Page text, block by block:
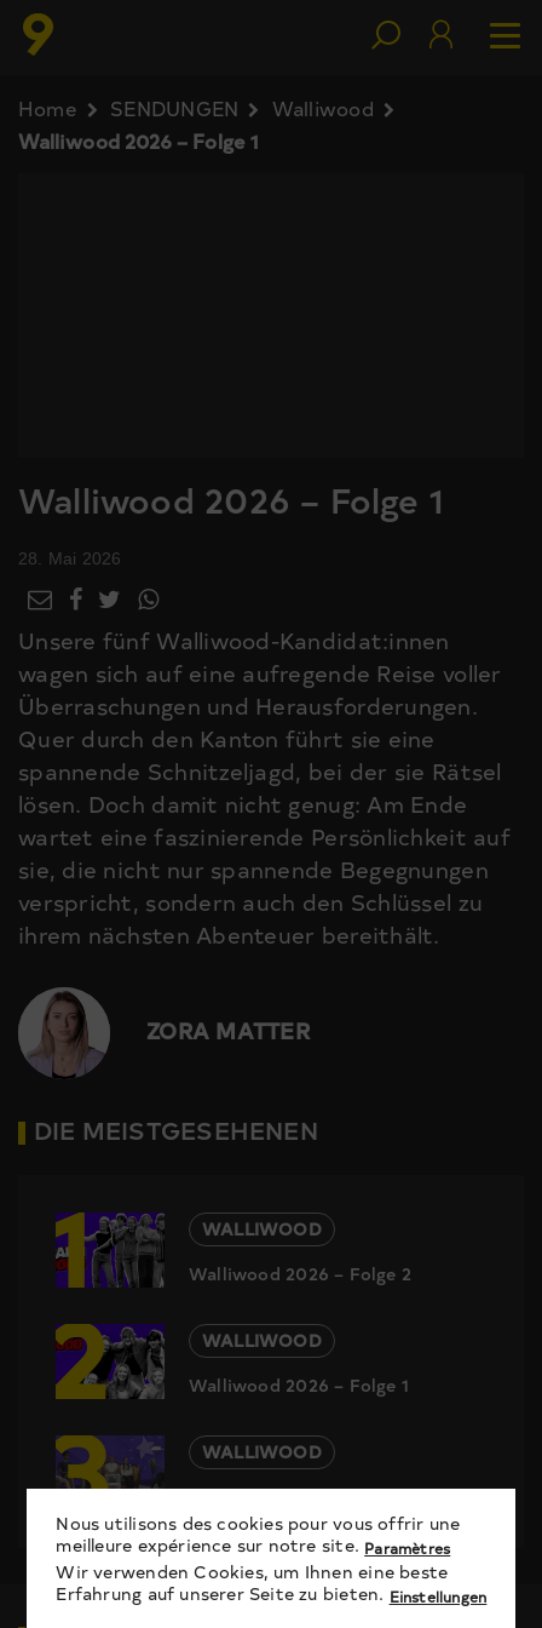
Home SENDUNGEN
Walliwood
Walliwood 2026 – Folge 1
Walliwood 2026 – Folge 1
28. Mai 2026
Unsere fünf Walliwood-Kandidat:innen
wagen sich auf eine aufregende Reise voller
Überraschungen und Herausforderungen.
Quer durch den Kanton führt sie eine
spannende Schnitzeljagd, bei der sie Rätsel
lösen. Doch damit nicht genug: Am Ende
wartet eine faszinierende Persönlichkeit auf
sie, die nicht nur spannende Begegnungen
verspricht, sondern auch den Schlüssel zu
ihrem nächsten Abenteuer bereithält.
ZORA MATTER
DIE MEISTGESEHENEN
1
WALLIWOOD
Walliwood 2026 – Folge 2
2
WALLIWOOD
Walliwood 2026 – Folge 1
3
WALLIWOOD
Walliwood 2026 – Finale
Nous utilisons des cookies pour vous offrir une
meilleure expérience sur notre site. Paramètres
Wir verwenden Cookies, um Ihnen eine beste
Erfahrung auf unserer Seite zu bieten. Einstellungen